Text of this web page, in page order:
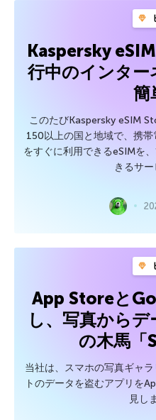
Kaspersky
行中のインター
簡
このたびKaspersky eSIM
150以上の国と地域で、携
をすぐに利用できるeSIMを
きるサー
App Storeと
し、写真から
の木馬「
当社は、スマホの写真ギャ
トのデータを盗むアプリを
見し